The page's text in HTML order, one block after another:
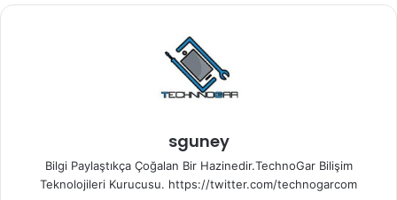
sguney
Bilgi Paylaştıkça Çoğalan Bir Hazinedir.TechnoGar Bilişim
Teknolojileri Kurucusu. https://twitter.com/technogarcom